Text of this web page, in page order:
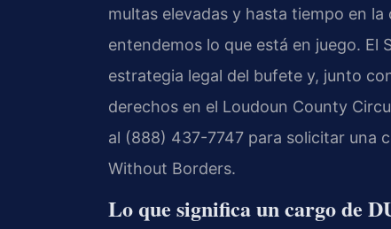
multas elevadas y hasta tiempo en la
entendemos lo que está en juego. El
estrategia legal del bufete y, junto
derechos en el Loudoun County
al (888) 437-7747 para solicitar una
Without Borders.
Lo que significa un cargo de